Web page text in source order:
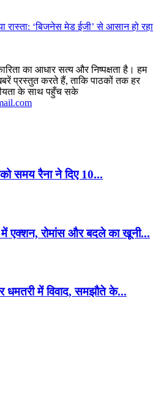
रास्ता: ‘बिजनेस मेड ईजी’ से आसान हो रहा
का आधार सत्य और निष्पक्षता है। हम
प्रस्तुत करते हैं, ताकि पाठकों तक हर
के साथ पहुँच सके
समय रैना ने दिए 10...
एक्शन, रोमांस और बदले का खूनी...
धमतरी में विवाद, समझौते के...